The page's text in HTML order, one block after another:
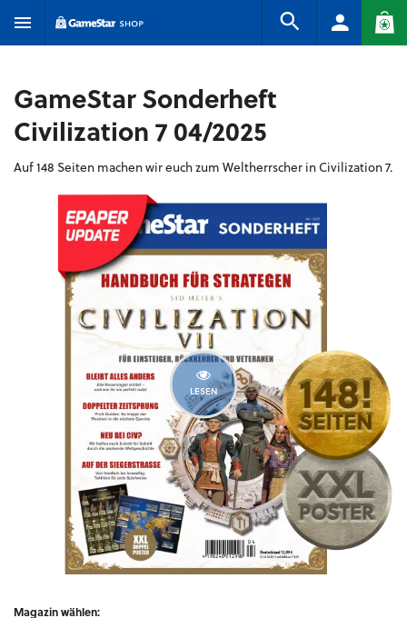
GameStar Sonderheft
Civilization 7 04/2025
Auf 148 Seiten machen wir euch zum Weltherrscher in Civilization 7.
LESEN
Magazin wählen: